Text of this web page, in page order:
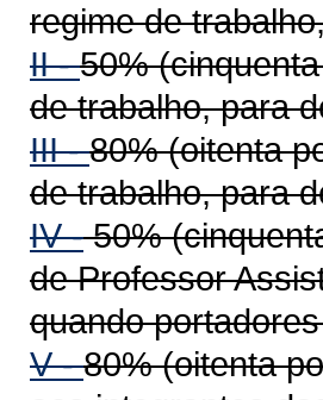
regime de
II -50%
de trabalho, para
III -80% (oitenta
de trabalho, para
IV -50%
de Professor
quando
V -80% (oitenta